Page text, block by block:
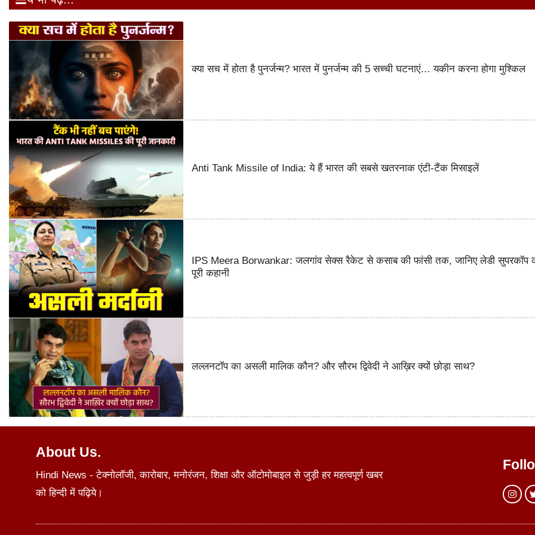
क्या सच में होता है पुनर्जन्म? भारत में पुनर्जन्म की 5 सच्ची घटनाएं… यकीन करना होगा मुश्किल
Anti Tank Missile of India: ये हैं भारत की सबसे खतरनाक एंटी-टैंक मिसाइलें
IPS Meera Borwankar: जलगांव सेक्स रैकेट से कसाब की फांसी तक, जानिए लेडी सुपरकॉप
पूरी कहानी
लल्लनटॉप का असली मालिक कौन? और सौरभ द्विवेदी ने आख़िर क्यों छोड़ा साथ?
About Us.
Hindi News - टेक्नोलॉजी, कारोबार, मनोरंजन, शिक्षा और ऑटोमोबाइल से जुड़ी हर महत्वपूर्ण खबर
को हिन्दी में पढ़िये।